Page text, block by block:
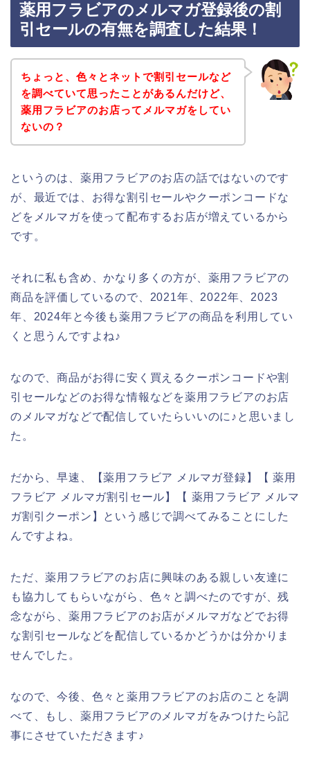
薬用フラビアのメルマガ登録後の割
引セールの有無を調査した結果！
ちょっと、色々とネットで割引セールなど
を調べていて思ったことがあるんだけど、
薬用フラビアのお店ってメルマガをしてい
ないの？
というのは、薬用フラビアのお店の話ではないのです
が、最近では、お得な割引セールやクーポンコードな
どをメルマガを使って配布するお店が増えているから
です。
それに私も含め、かなり多くの方が、薬用フラビアの
商品を評価しているので、2021年、2022年、2023
年、2024年と今後も薬用フラビアの商品を利用してい
くと思うんですよね♪
なので、商品がお得に安く買えるクーポンコードや割
引セールなどのお得な情報などを薬用フラビアのお店
のメルマガなどで配信していたらいいのに♪と思いまし
た。
だから、早速、【薬用フラビア メルマガ登録】【 薬用
フラビア メルマガ割引セール】【 薬用フラビア メルマ
ガ割引クーポン】という感じで調べてみることにした
んですよね。
ただ、薬用フラビアのお店に興味のある親しい友達に
も協力してもらいながら、色々と調べたのですが、残
念ながら、薬用フラビアのお店がメルマガなどでお得
な割引セールなどを配信しているかどうかは分かりま
せんでした。
なので、今後、色々と薬用フラビアのお店のことを調
べて、もし、薬用フラビアのメルマガをみつけたら記
事にさせていただきます♪